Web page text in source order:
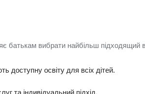
батькам вибрати найбільш підходящий
доступну освіту для всіх дітей.
та індивідуальний підхід.